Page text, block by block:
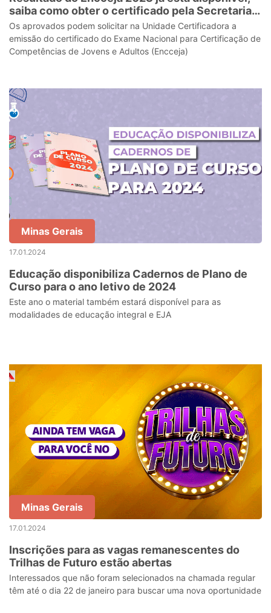
saiba como obter o certificado pela Secretaria
de Estado de Educação
Os aprovados podem solicitar na Unidade Certificadora a
emissão do certificado do Exame Nacional para Certificação de
Competências de Jovens e Adultos (Encceja)
Minas Gerais
17.01.2024
Educação disponibiliza Cadernos de Plano de
Curso para o ano letivo de 2024
Este ano o material também estará disponível para as
modalidades de educação integral e EJA
Minas Gerais
17.01.2024
Inscrições para as vagas remanescentes do
Trilhas de Futuro estão abertas
Interessados que não foram selecionados na chamada regular
têm até o dia 22 de janeiro para buscar uma nova oportunidade